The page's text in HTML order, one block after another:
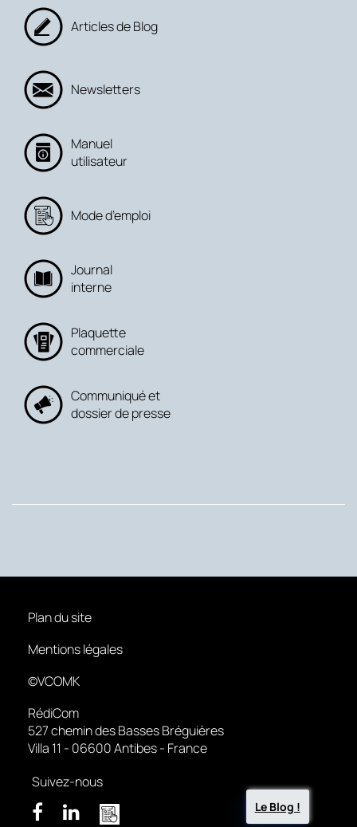
Articles de Blog
Newsletters
Manuel
utilisateur
Mode d’emploi
Journal
interne
Plaquette
commerciale
Communiqué et
dossier de presse
Plan du site
Mentions légales
©VCOMK
RédiCom
527 chemin des Basses Bréguières
Villa 11 - 06600 Antibes - France
Suivez-nous
Le Blog !